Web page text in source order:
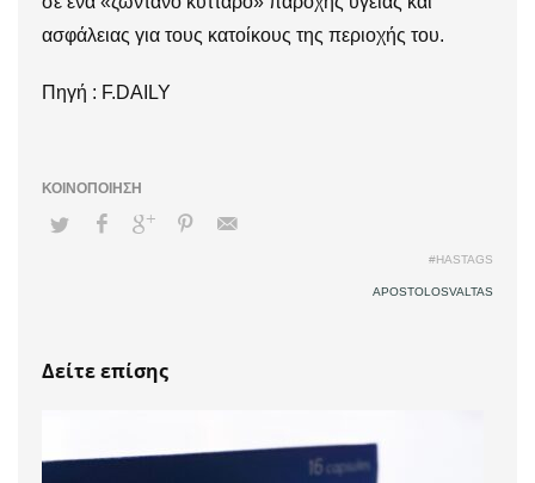
ασφάλειας για τους κατοίκους της περιοχής του.
Πηγή : F.DAILY
#HASTAGS
APOSTOLOSVALTAS
Δείτε επίσης